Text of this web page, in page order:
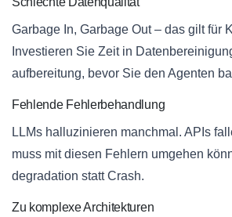
Garbage In, Garbage Out – das gilt für
Investieren Sie Zeit in
aufbereitung, bevor Sie den Agenten
Fehlende Fehlerbehandlung
LLMs halluzinieren manchmal. APIs
muss mit diesen Fehlern umgehen
degradation statt Crash.
Zu komplexe Architekturen